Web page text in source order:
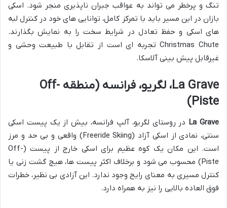
تنگ و پرخطر می تواند به عواقب جبران ناپذیری منجر شود. اسکی
بازان در این مسیر باید با تمرکز کامل، توانایی های خود در کنترل لبه
های اسکی و حفظ تعادل در شرایط سخت را به نمایش بگذارند.
Christmas Chute تجربه ای است از تقابل با طبیعت وحشی و
غیرقابل پیش بینی آلاسکا.
La Grave، لگریو، فرانسه (منطقه Off-
Piste)
La Grave در روستای لگریو، آلپ فرانسه، بیش از یک پیست اسکی
سنتی، نمادی از اسکی آزاد (Freeride Skiing) واقعی و بی حد و مرز
است. این مکان یک کوه عظیم برای اسکی خارج از پیست (Off-
Piste) محسوب می شود و برخلاف اکثر پیست ها، هیچ گشت زنی یا
کنترل مسیری به معنای رایج وجود ندارد. این آزادی بی نظیر، خطرات
فوق العاده بالایی را نیز به همراه دارد.